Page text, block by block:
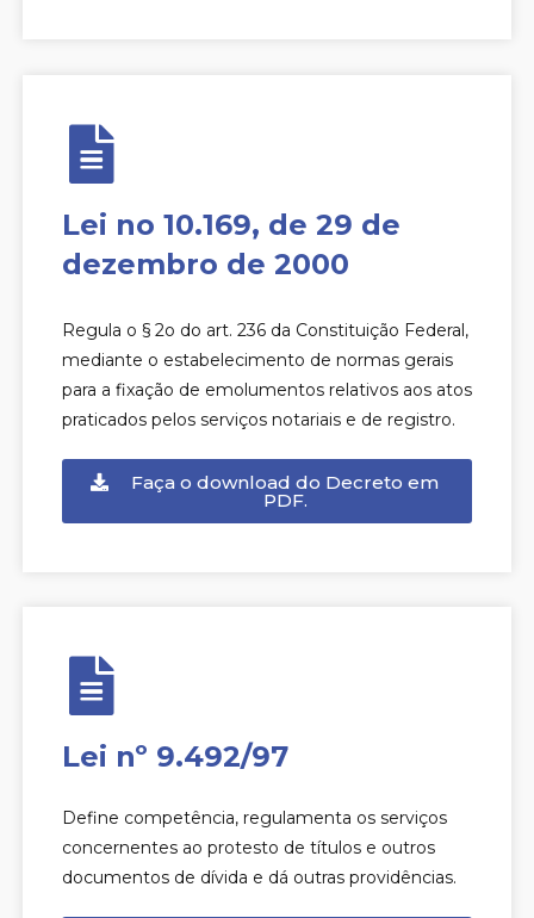
Lei no 10.169, de 29 de
dezembro de 2000
Regula o § 2o do art. 236 da Constituição Federal,
mediante o estabelecimento de normas gerais
para a fixação de emolumentos relativos aos atos
praticados pelos serviços notariais e de registro.
Faça o download do Decreto em
PDF.
Lei nº 9.492/97
Define competência, regulamenta os serviços
concernentes ao protesto de títulos e outros
documentos de dívida e dá outras providências.